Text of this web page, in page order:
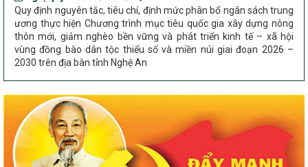
ương thực hiện Chương trình mục tiêu quốc gia xây dựng nông
thôn mới, giảm nghèo bền vững và phát triển kinh tế – xã hội
vùng đồng bào dân tộc thiểu số và miền núi giai đoạn 2026 –
2030 trên địa bàn tỉnh Nghệ An
Chỉ Thị số 22-CT/TU
về đẩy mạnh thực hiện Chương trình mục tiêu quốc gia xây dựng
nông thôn mới, giảm nghèo bền vững và phát triển kinh tế – xã
hội vùng đồng bào dân tộc thiểu số và miền núi giai đoạn 2026 –
2030 trên địa bàn tỉnh Nghệ An
Quyết định số 2490/QĐ-UBND
Về việc thành lập Ban Chỉ đạo Chương trình mục tiều quốc gia xây